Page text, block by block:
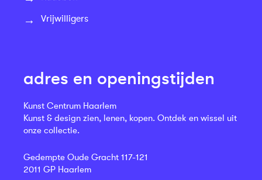
Vrijwilligers
adres en openingstijden
Kunst Centrum Haarlem
Kunst & design zien, lenen, kopen. Ontdek en wissel uit
onze collectie.
Gedempte Oude Gracht 117-121
2011 GP Haarlem